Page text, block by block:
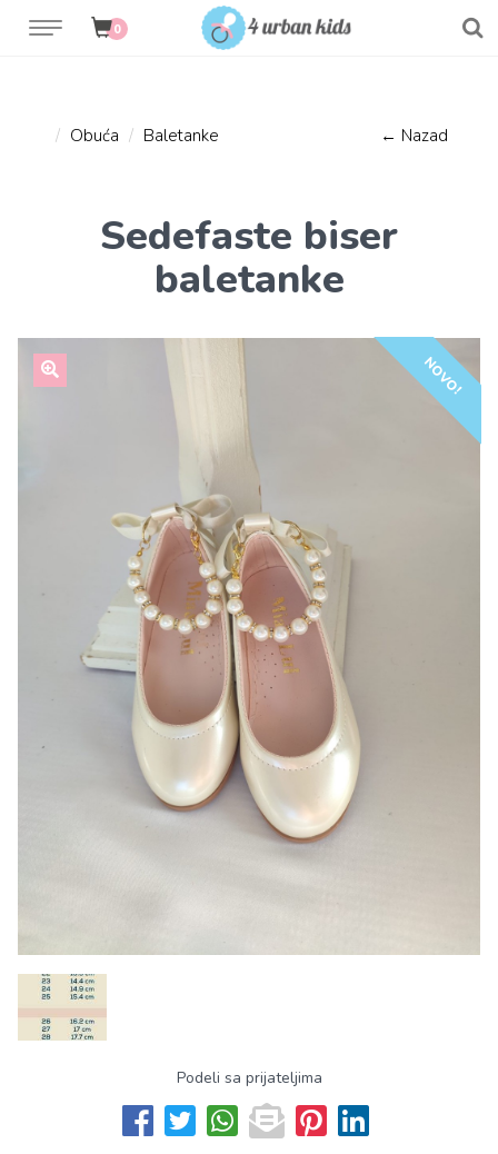
0
Obuća Baletanke ← Nazad
Sedefaste biser
baletanke
NOVO!
Podeli sa prijateljima